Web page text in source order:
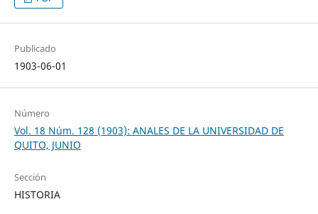
Publicado
1903-06-01
Número
Vol. 18 Núm. 128 (1903): ANALES DE LA UNIVERSIDAD DE
QUITO, JUNIO
Sección
HISTORIA